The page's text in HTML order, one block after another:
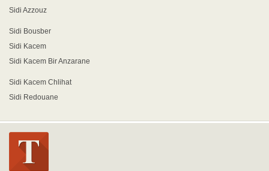
Sidi Azzouz
Sidi Bousber
Sidi Kacem
Sidi Kacem Bir Anzarane
Sidi Kacem Chlihat
Sidi Redouane